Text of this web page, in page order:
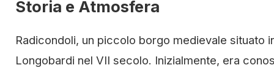
Storia e Atmosfera
Radicondoli, un piccolo borgo medievale situato
Longobardi nel VII secolo. Inizialmente, era